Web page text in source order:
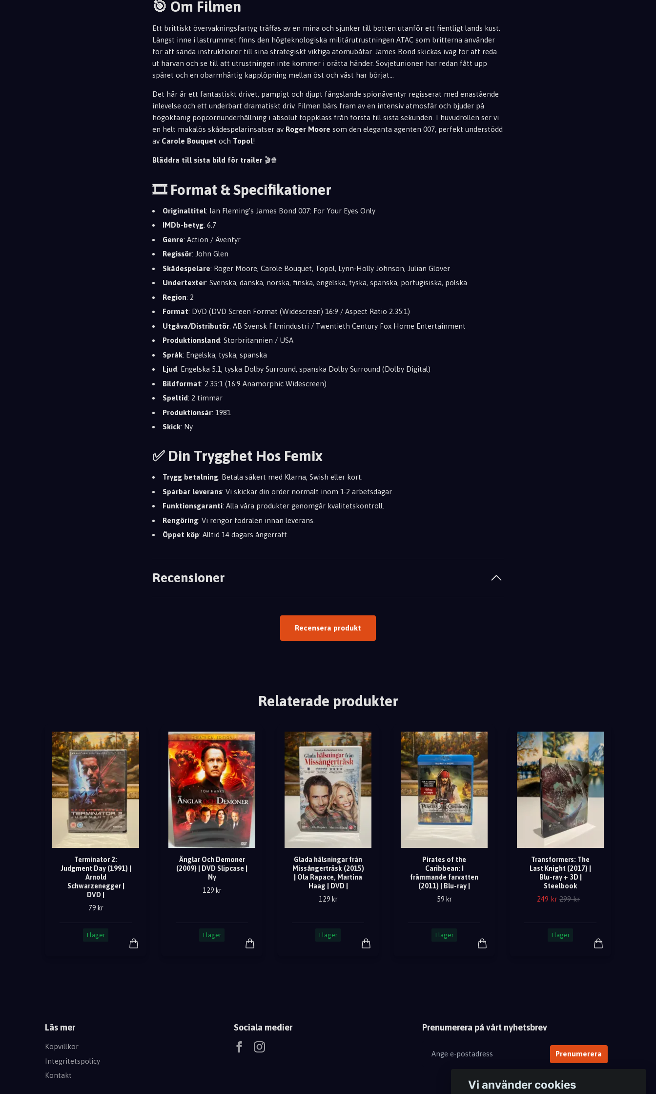
🎯 Om Filmen
Ett brittiskt övervakningsfartyg träffas av en mina och sjunker till botten utanför ett fientligt lands kust.
Längst inne i lastrummet finns den högteknologiska militärutrustningen ATAC som britterna använder
för att sända instruktioner till sina strategiskt viktiga atomubåtar. James Bond skickas iväg för att reda
ut härvan och se till att utrustningen inte kommer i orätta händer. Sovjetunionen har redan fått upp
spåret och en obarmhärtig kapplöpning mellan öst och väst har börjat...
Det här är ett fantastiskt drivet, pampigt och djupt fängslande spionäventyr regisserat med enastående
inlevelse och ett underbart dramatiskt driv. Filmen bärs fram av en intensiv atmosfär och bjuder på
högoktanig popcornunderhållning i absolut toppklass från första till sista sekunden. I huvudrollen ser vi
en helt makalös skådespelarinsatser av Roger Moore som den eleganta agenten 007, perfekt understödd
av Carole Bouquet och Topol!
Bläddra till sista bild för trailer 🎬🍿
🎞️ Format & Specifikationer
Originaltitel: Ian Fleming's James Bond 007: For Your Eyes Only
IMDb-betyg: 6.7
Genre: Action / Äventyr
Regissör: John Glen
Skådespelare: Roger Moore, Carole Bouquet, Topol, Lynn-Holly Johnson, Julian Glover
Undertexter: Svenska, danska, norska, finska, engelska, tyska, spanska, portugisiska, polska
Region: 2
Format: DVD (DVD Screen Format (Widescreen) 16:9 / Aspect Ratio 2.35:1)
Utgåva/Distributör: AB Svensk Filmindustri / Twentieth Century Fox Home Entertainment
Produktionsland: Storbritannien / USA
Språk: Engelska, tyska, spanska
Ljud: Engelska 5.1, tyska Dolby Surround, spanska Dolby Surround (Dolby Digital)
Bildformat: 2.35:1 (16:9 Anamorphic Widescreen)
Speltid: 2 timmar
Produktionsår: 1981
Skick: Ny
✅ Din Trygghet Hos Femix
Trygg betalning: Betala säkert med Klarna, Swish eller kort.
Spårbar leverans: Vi skickar din order normalt inom 1-2 arbetsdagar.
Funktionsgaranti: Alla våra produkter genomgår kvalitetskontroll.
Rengöring: Vi rengör fodralen innan leverans.
Öppet köp: Alltid 14 dagars ångerrätt.
Recensioner
Recensera produkt
Relaterade produkter
Terminator 2:
Judgment Day (1991) |
Arnold
Schwarzenegger |
DVD |
79 kr
I lager
Änglar Och Demoner
(2009) | DVD Slipcase |
Ny
129 kr
I lager
Glada hälsningar från
Missångerträsk (2015)
| Ola Rapace, Martina
Haag | DVD |
129 kr
I lager
Pirates of the
Caribbean: I
främmande farvatten
(2011) | Blu-ray |
59 kr
I lager
Transformers: The
Last Knight (2017) |
Blu-ray + 3D |
Steelbook
249 kr 299 kr
I lager
Läs mer
Köpvillkor
Integritetspolicy
Kontakt
Sociala medier Prenumerera på vårt nyhetsbrev
Prenumerera
Vi använder cookies